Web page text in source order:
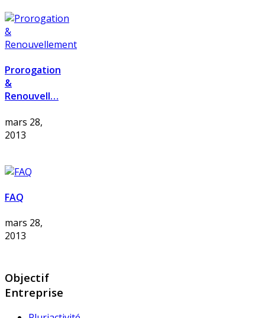
Prorogation
&
Renouvell…
mars 28,
2013
FAQ
mars 28,
2013
Objectif
Entreprise